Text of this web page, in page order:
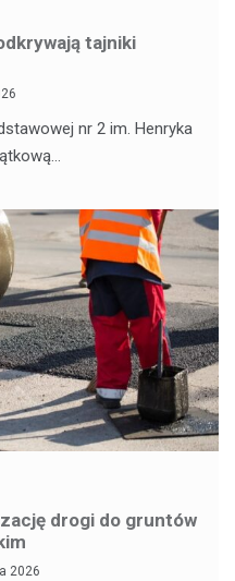
tajniki
nr 2 im. Henryka
drogi do gruntów
2026